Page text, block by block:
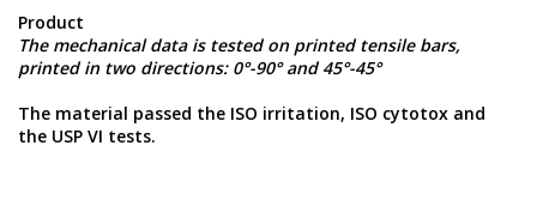
Product
The mechanical data is tested on printed tensile bars,
printed in two directions:0°-90° and 45°-45°
The material passed the ISO irritation, ISO cytotox and
the USP VI tests.